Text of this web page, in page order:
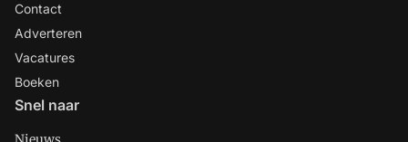
Contact
Adverteren
Vacatures
Boeken
Snel naar